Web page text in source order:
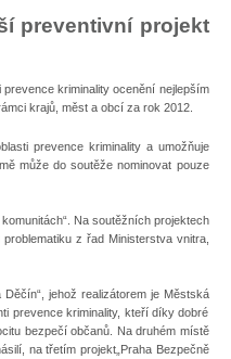
preventivní projekt
kriminality ocenění nejlepším
krajů, měst a obcí za rok 2012.
prevence kriminality a umožňuje
může do soutěže nominovat pouze
Na soutěžních projektech
z řad Ministerstva vnitra,
jehož realizátorem je Městská
prevence kriminality, kteří díky dobré
bezpečí občanů. Na druhém místě
na třetím projekt„Praha Bezpečně